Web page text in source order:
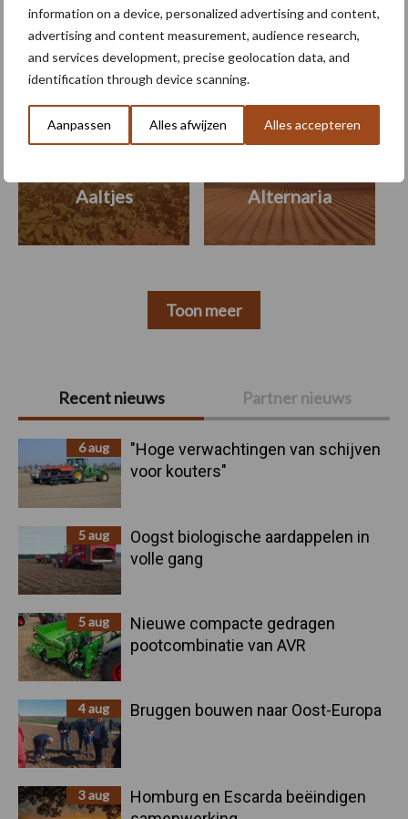
information on a device, personalized advertising and content,
advertising and content measurement, audience research,
and services development, precise geolocation data, and
identification through device scanning.
Aanpassen Alles afwijzen Alles accepteren
Primaire
Sidebar
Recent nieuws Partner nieuws
6 aug
"Hoge verwachtingen van schijven
voor kouters"
5 aug
Oogst biologische aardappelen in
volle gang
5 aug
Nieuwe compacte gedragen
pootcombinatie van AVR
4 aug Bruggen bouwen naar Oost-Europa
3 aug
Homburg en Escarda beëindigen
Themapagina's
Machines Duurzaamheid
Aaltjes Alternaria
Toon meer